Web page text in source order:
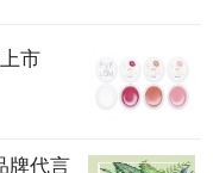
市
牌代言